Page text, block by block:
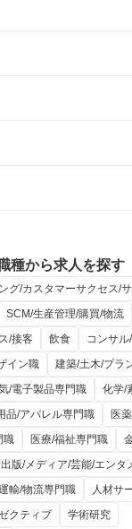
種から求人を探す
グ/カスタマーサクセス/
SCM/生産管理/購買/物流
/接客 飲食
コンサ
イン職
建築/土木/プラ
/電子製品専門職
化学/
品/アパレル専門職
医
職
医療/福祉専門職
出版/メディア/芸能/エンタ
輸/物流専門職
人材サ
クティブ
学術研究